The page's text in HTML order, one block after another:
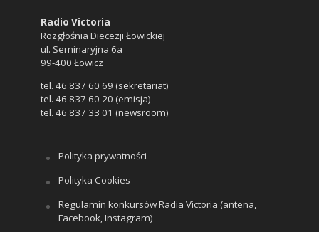
Radio Victoria
Rozgłośnia Diecezji Łowickiej
ul. Seminaryjna 6a
99-400 Łowicz
tel. 46 837 60 69 (sekretariat)
tel. 46 837 60 20 (emisja)
tel. 46 837 33 01 (newsroom)
Polityka prywatności
Polityka Cookies
Regulamin konkursów Radia Victoria (antena,
Facebook, Instagram)